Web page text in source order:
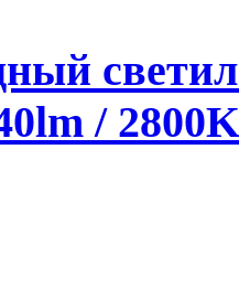
/